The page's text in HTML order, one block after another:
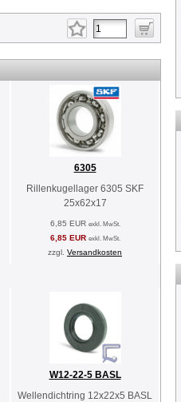
6305
Rillenkugellager 6305 SKF
25x62x17
6,85 EUR exkl. MwSt.
6,85 EUR exkl. MwSt.
zzgl. Versandkosten
W12-22-5 BASL
Wellendichtring 12x22x5 BASL